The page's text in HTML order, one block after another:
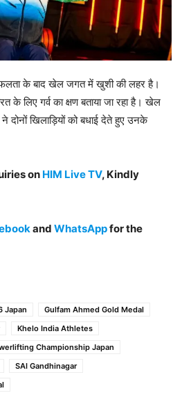
के बाद खेल जगत में खुशी की लहर है।
के लिए गर्व का क्षण बताया जा रहा है। खेल
दोनों खिलाड़ियों को बधाई देते हुए उनके
on HIM Live TV, Kindly
and WhatsAppfor the
Japan
Gulfam Ahmed Gold Medal
Khelo India Athletes
Championship Japan
SAI Gandhinagar